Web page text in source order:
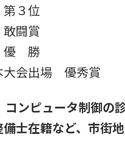
３位
闘賞
優 勝
大会出場 優秀賞
コンピュータ制御の
士在籍など、市街